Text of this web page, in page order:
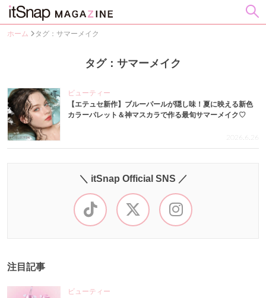
ホーム タグ：サマーメイク
タグ：サマーメイク
ビューティー
【エテュセ新作】ブルーパールが隠し味！夏に映える新色
カラーパレット＆神マスカラで作る最旬サマーメイク♡
2026.6.26
＼ itSnap Official SNS ／
注目記事
ビューティー